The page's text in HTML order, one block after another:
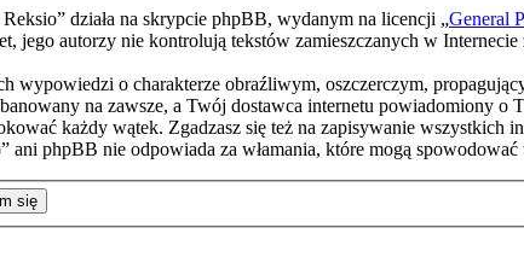
działa na skrypcie phpBB, wydanym na licencji „General
jego autorzy nie kontrolują tekstów zamieszczanych w
wypowiedzi o charakterze obraźliwym, oszczerczym,
na zawsze, a Twój dostawca internetu powiadomiony
każdy wątek. Zgadzasz się też na zapisywanie
ani phpBB nie odpowiada za włamania, które mogą
się